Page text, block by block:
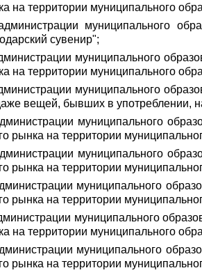
на территории муниципального
муниципального
сувенир";
муниципального
на территории муниципального
муниципального
вещей, бывших в употреблении,
муниципального
рынка на территории
муниципального
рынка на территории
муниципального
рынка на территории
муниципального
на территории муниципального
муниципального
рынка на территории